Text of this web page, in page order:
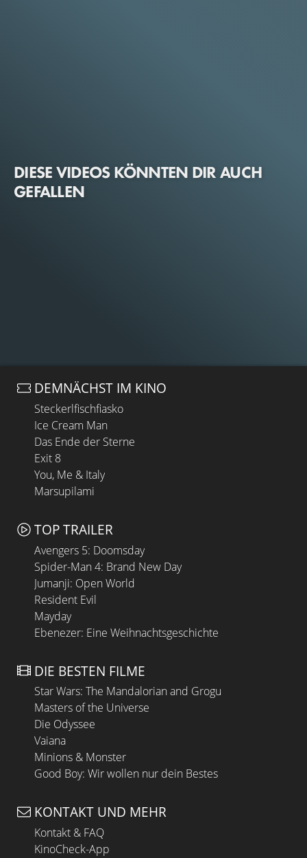
DIESE VIDEOS KÖNNTEN DIR AUCH
GEFALLEN
DEMNÄCHST IM KINO
Steckerlfischfiasko
Ice Cream Man
Das Ende der Sterne
Exit 8
You, Me & Italy
Marsupilami
TOP TRAILER
Avengers 5: Doomsday
Spider-Man 4: Brand New Day
Jumanji: Open World
Resident Evil
Mayday
Ebenezer: Eine Weihnachtsgeschichte
DIE BESTEN FILME
Star Wars: The Mandalorian and Grogu
Masters of the Universe
Die Odyssee
Vaiana
Minions & Monster
Good Boy: Wir wollen nur dein Bestes
KONTAKT UND MEHR
Kontakt & FAQ
KinoCheck-App